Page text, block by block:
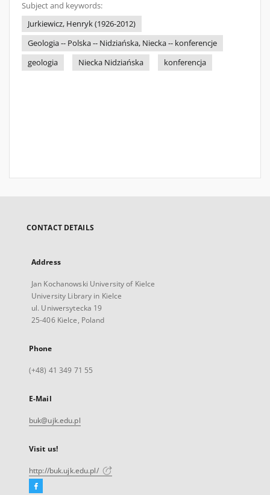
Subject and keywords:
Jurkiewicz, Henryk (1926-2012)
Geologia -- Polska -- Nidziańska, Niecka -- konferencje
geologia
Niecka Nidziańska konferencja
CONTACT DETAILS
Address
Jan Kochanowski University of Kielce
University Library in Kielce
ul. Uniwersytecka 19
25-406 Kielce, Poland
Phone
(+48) 41 349 71 55
E-Mail
buk@ujk.edu.pl
Visit us!
http://buk.ujk.edu.pl/
Facebook